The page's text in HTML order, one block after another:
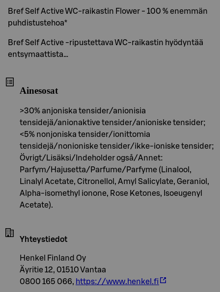
Bref Self Active WC-raikastin Flower - 100 % enemmän
puhdistustehoa*
Bref Self Active ‑ripustettava WC‑raikastin hyödyntää
entsymaattista…
Ainesosat
>30% anjoniska tensider/anionisia
tensidejä/anionaktive tensider/anioniske tensider;
<5% nonjoniska tensider/ionittomia
tensidejä/nonioniske tensider/ikke-ioniske tensider;
Övrigt/Lisäksi/Indeholder også/Annet:
Parfym/Hajusetta/Parfume/Parfyme (Linalool,
Linalyl Acetate, Citronellol, Amyl Salicylate, Geraniol,
Alpha-isomethyl ionone, Rose Ketones, Isoeugenyl
Acetate).
Yhteystiedot
Henkel Finland Oy
Äyritie 12, 01510 Vantaa
0800 165 066, https://www.henkel.fi